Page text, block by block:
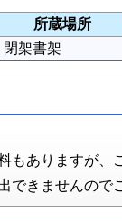
所蔵場所
閉架書架
ありますが、
きませんので